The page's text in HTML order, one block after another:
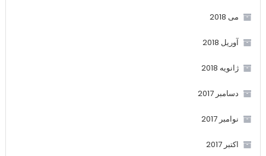
می 2018
آوریل 2018
ژانویه 2018
دسامبر 2017
نوامبر 2017
اکتبر 2017